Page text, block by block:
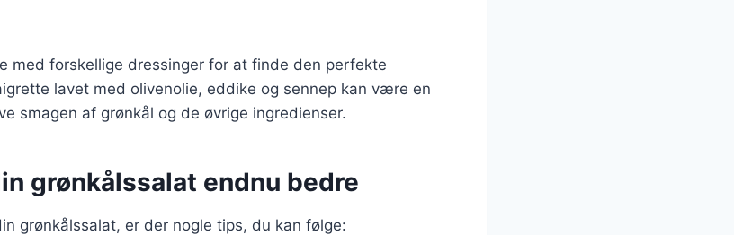
med forskellige dressinger for at finde den perfekte
lavet med olivenolie, eddike og sennep kan være en
smagen af grønkål og de øvrige ingredienser.
grønkålssalat endnu bedre
grønkålssalat, er der nogle tips, du kan følge: